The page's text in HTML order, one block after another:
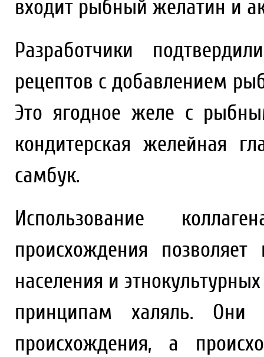
входит рыбный желатин и
Разработчики
рецептов с добавлением
Это ягодное желе с
кондитерская желейная
самбук.
Использование
происхождения
населения и
принципам халяль. Они
происхождения, а